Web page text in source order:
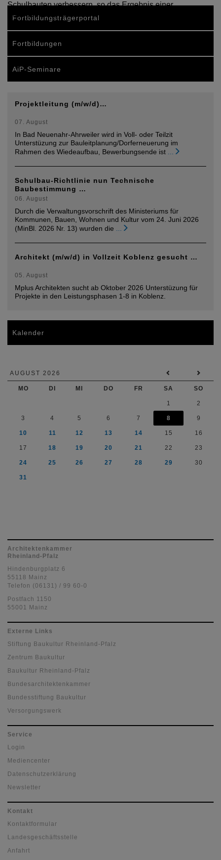
Schulbauten verbessern, so das Ergebnis einer
Studie, die im…
Fortbildungsträgerportal
Fortbildungen
AiP-Seminare
Projektleitung (m/w/d)…
07. August
In Bad Neuenahr-Ahrweiler wird in Voll- oder Teilzit
Unterstüzung zur Bauleitplanung/Dorferneuerung im
Rahmen des Wiedeaufbau, Bewerbungsende ist
Schulbau-Richtlinie nun Technische
Baubestimmung …
06. August
Durch die Verwaltungsvorschrift des Ministeriums für
Kommunen, Bauen, Wohnen und Kultur vom 24. Juni 2026
(MinBl. 2026 Nr. 13) wurden die
Architekt (m/w/d) in Vollzeit Koblenz gesucht …
05. August
Mplus Architekten sucht ab Oktober 2026 Unterstüzung für
Projekte in den Leistungsphasen 1-8 in Koblenz.
Kalender
AUGUST 2026
MO DI MI DO FR SA SO
1 2
3 4 5 6 7 8 9
10 11 12 13 14 15 16
17 18 19 20 21 22 23
24 25 26 27 28 29 30
31
Architektenkammer
Rheinland-Pfalz
Hindenburgplatz 6
55118 Mainz
Telefon (06131) / 99 60-0
Postfach 1150
55001 Mainz
Externe Links
Stiftung Baukultur Rheinland-Pfalz
Zentrum Baukultur
Baukultur Rheinland-Pfalz
Bundesarchitektenkammer
Bundesstiftung Baukultur
Versorgungswerk
Service
Login
Mediencenter
Datenschutzerklärung
Newsletter
Kontakt
Kontaktformular
Landesgeschäftsstelle
Anfahrt